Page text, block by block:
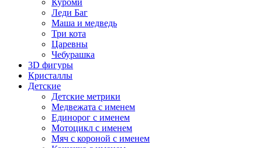
Куроми
Леди Баг
Маша и медведь
Три кота
Царевны
Чебурашка
3D фигуры
Кристаллы
Детские
Детские метрики
Медвежата с именем
Единорог с именем
Мотоцикл с именем
Мяч с короной с именем